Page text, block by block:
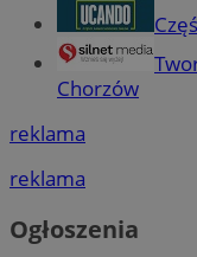
Chorzów
reklama
reklama
Ogłoszenia